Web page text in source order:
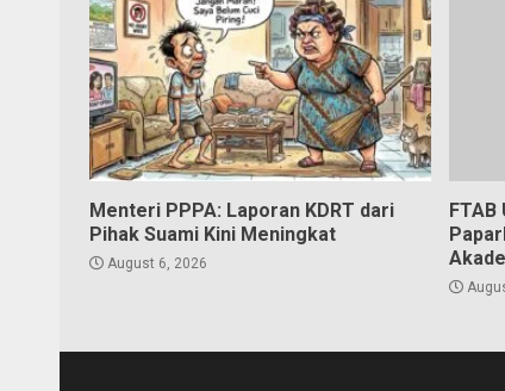
Menteri PPPA: Laporan KDRT dari
Pihak Suami Kini Meningkat
August 6, 2026
FTAB